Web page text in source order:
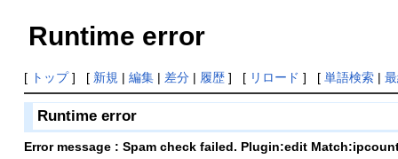
Runtime error
[ トップ] [ 新規 | 編集| 差分| 履歴] [ リロード ] [ 単語検索|
Runtime error
Error message : Spam check failed. Plugin:edit